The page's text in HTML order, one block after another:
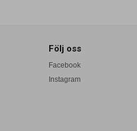
Följ oss
Facebook
Instagram